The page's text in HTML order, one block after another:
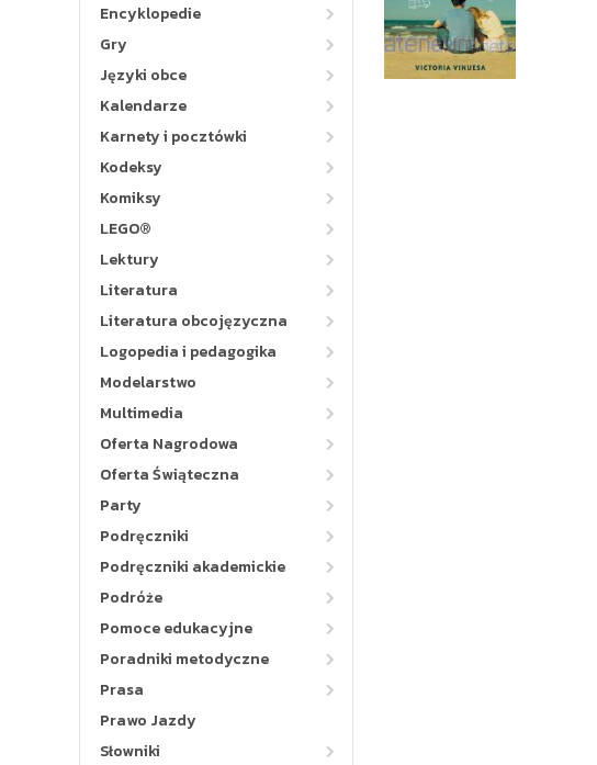
Encyklopedie
Gry
Języki obce
Kalendarze
Karnety i pocztówki
Kodeksy
Komiksy
LEGO®
Lektury
Literatura
Literatura obcojęzyczna
Logopedia i pedagogika
Modelarstwo
Multimedia
Oferta Nagrodowa
Oferta Świąteczna
Party
Podręczniki
Podręczniki akademickie
Podróże
Pomoce edukacyjne
Poradniki metodyczne
Prasa
Prawo Jazdy
Słowniki